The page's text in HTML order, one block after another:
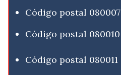
Código postal 080007
Código postal 080010
Código postal 080011